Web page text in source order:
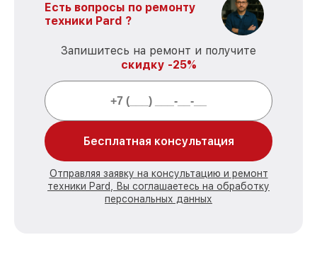
Есть вопросы по ремонту
техники Pard ?
Запишитесь на ремонт и получите
скидку -25%
Бесплатная консультация
Отправляя заявку на консультацию и ремонт
техники Pard, Вы соглашаетесь на обработку
персональных данных